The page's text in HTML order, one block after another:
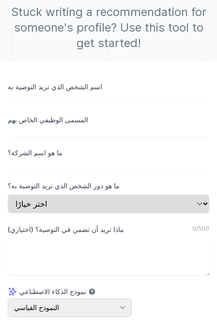
Stuck writing a recommendation for
someone's profile? Use this tool to
get started!
اسم الشخص الذي تريد التوصية به
المسمى الوظيفي الخاص بهم
ما هو اسم الشركة؟
ما هو دور الشخص الذي تريد التوصية به؟
ماذا تريد أن تضمن في التوصية؟ (اختياري) 0/500
نموذج الذكاء الاصطناعي
نموذج الذكاء الاصطناعي
النموذج القياسي